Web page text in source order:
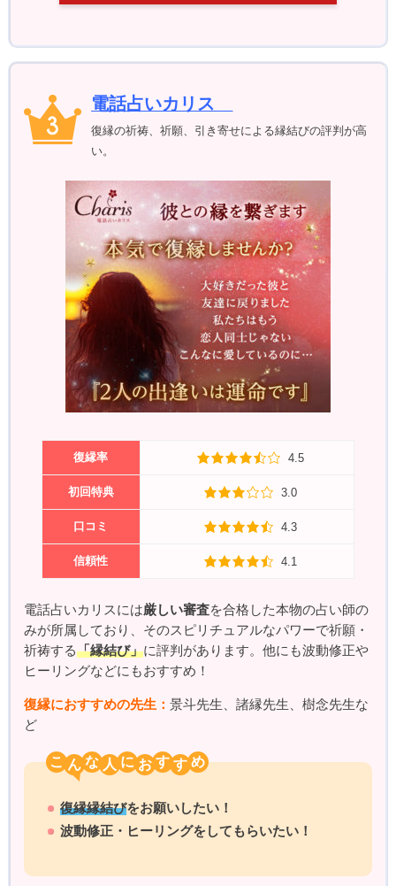
電話占いカリス
復縁の祈祷、祈願、引き寄せによる縁結びの評判が高
い。
復縁率 4.5
初回特典 3.0
口コミ 4.3
信頼性 4.1
電話占いカリスには厳しい審査を合格した本物の占い師の
みが所属しており、そのスピリチュアルなパワーで祈願・
祈祷する「縁結び」に評判があります。他にも波動修正や
ヒーリングなどにもおすすめ！
復縁におすすめの先生：景斗先生、諸縁先生、樹念先生な
ど
こ な に す め
復縁縁結びをお願いしたい！
波動修正・ヒーリングをしてもらいたい！